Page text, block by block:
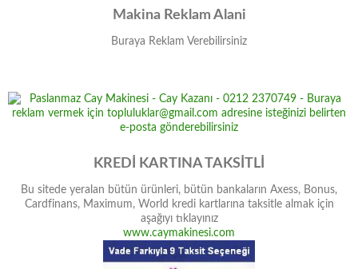
Makina Reklam Alani
Buraya Reklam Verebilirsiniz
KREDİ KARTINA TAKSİTLİ
Bu sitede yeralan bütün ürünleri, bütün bankaların Axess, Bonus,
Cardfinans, Maximum, World kredi kartlarına taksitle almak için
aşağıyı tıklayınız
www.caymakinesi.com